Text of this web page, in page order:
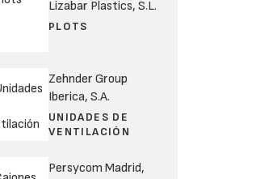
Lizabar Plastics, S.L.
PLOTS
Zehnder Group
Iberica, S.A.
UNIDADES DE
VENTILACIÓN
Persycom Madrid,